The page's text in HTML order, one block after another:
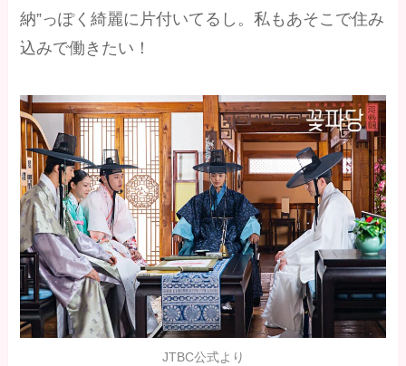
納”っぽく綺麗に片付いてるし。私もあそこで住み
込みで働きたい！
JTBC公式より